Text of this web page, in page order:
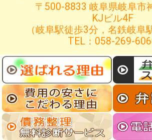
〒500-8833 岐阜県岐阜市
KJビル4F
（岐阜駅徒歩3分，名鉄岐阜
TEL：058-269-